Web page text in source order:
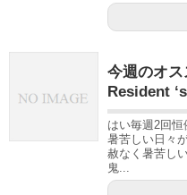
今週のオ
Resident
はい毎週2回恒
暑苦しい日々
赦なく暑苦し
鬼...